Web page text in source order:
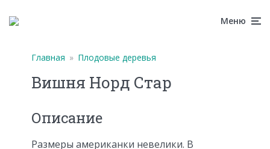
Меню
Главная » Плодовые деревья
Вишня Норд Стар
Описание
Размеры американки невелики. В